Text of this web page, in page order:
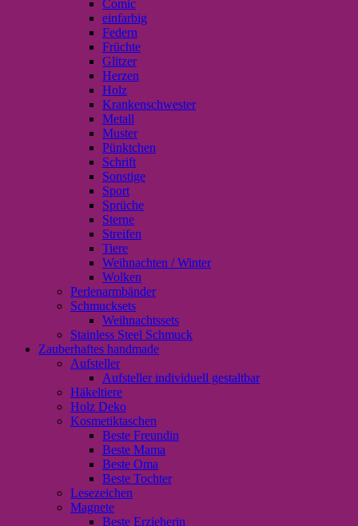
Comic
einfarbig
Federn
Früchte
Glitzer
Herzen
Holz
Krankenschwester
Metall
Muster
Pünktchen
Schrift
Sonstige
Sport
Sprüche
Sterne
Streifen
Tiere
Weihnachten / Winter
Wolken
Perlenarmbänder
Schmucksets
Weihnachtssets
Stainless Steel Schmuck
Zauberhaftes handmade
Aufsteller
Aufsteller individuell gestaltbar
Häkeltiere
Holz Deko
Kosmetiktaschen
Beste Freundin
Beste Mama
Beste Oma
Beste Tochter
Lesezeichen
Magnete
Beste Erzieherin